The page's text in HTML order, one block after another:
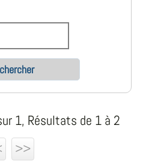
1, Résultats de 1 à 2
>>